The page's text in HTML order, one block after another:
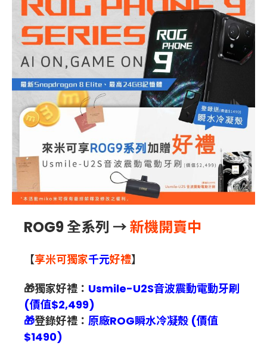
ROG9 全系列 →新機開賣中
【享米可獨家千元好禮】
🎁獨家好禮： Usmile-U2S音波震動電動牙刷
(價值$2,499)
🎁登錄好禮： 原廠ROG瞬水冷凝殼 (價值
$1490)